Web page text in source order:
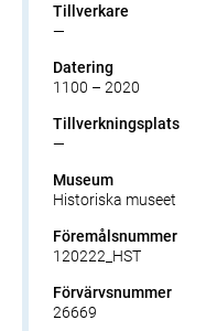
Tillverkare
—
Datering
1100 – 2020
Tillverkningsplats
—
Museum
Historiska museet
Föremålsnummer
120222_HST
Förvärvsnummer
26669